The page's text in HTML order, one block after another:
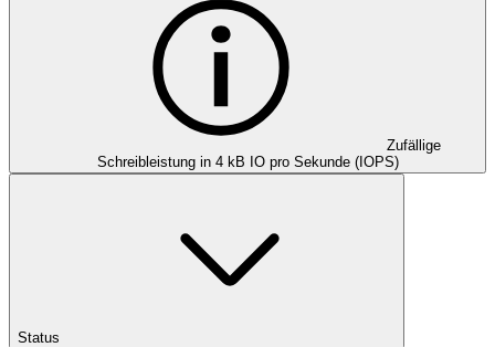
Zufällige
Schreibleistung in 4 kB IO pro Sekunde (IOPS)
Status